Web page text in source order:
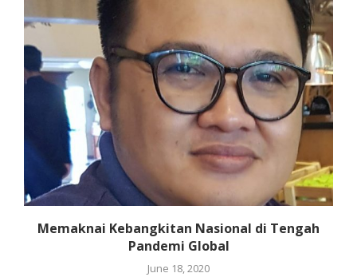
Memaknai Kebangkitan Nasional di Tengah
Pandemi Global
June 18, 2020